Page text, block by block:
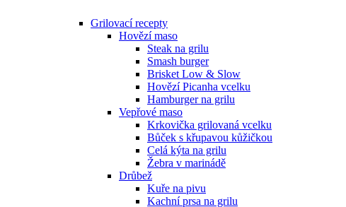
Grilovací recepty
Hovězí maso
Steak na grilu
Smash burger
Brisket Low & Slow
Hovězí Picanha vcelku
Hamburger na grilu
Vepřové maso
Krkovička grilovaná vcelku
Bůček s křupavou kůžičkou
Celá kýta na grilu
Žebra v marinádě
Drůbež
Kuře na pivu
Kachní prsa na grilu